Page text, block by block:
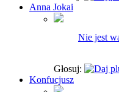
Anna Jokai
Nie jest
Głosuj:
Konfucjusz